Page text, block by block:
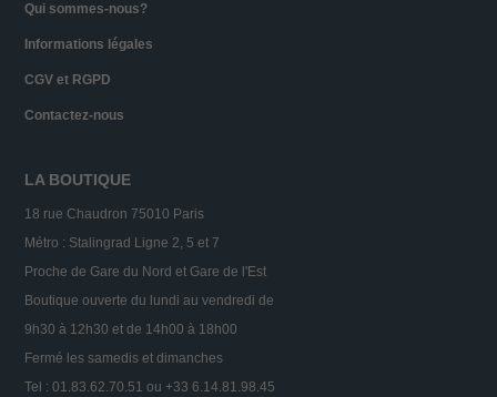
Qui sommes-nous?
Informations légales
CGV et RGPD
Contactez-nous
LA BOUTIQUE
18 rue Chaudron 75010 Paris
Métro : Stalingrad Ligne 2, 5 et 7
Proche de Gare du Nord et Gare de l'Est
Boutique ouverte du lundi au vendredi de
9h30 à 12h30 et de 14h00 à 18h00
Fermé les samedis et dimanches
Tel : 01.83.62.70.51 ou +33 6.14.81.98.45